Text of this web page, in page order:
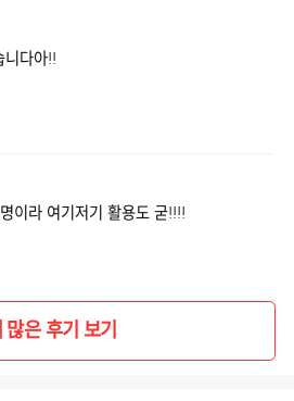
니다아!!
이라 여기저기 활용도 굳!!!!
많은 후기 보기